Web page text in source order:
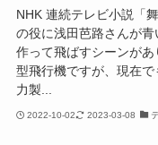
NHK 連続テレビ小説「
の役に浅田芭路さんが
作って飛ばすシーンが
型飛行機ですが、現在
力製...
2022-10-02 2023-03-08